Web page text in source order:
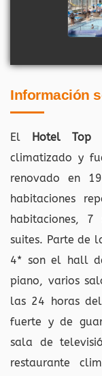
Información
El Hotel Top
climatizado y
renovado en
habitaciones
habitaciones,
suites. Parte de
4* son el hall
piano, varios
las 24 horas
fuerte y de
sala de
restaurante